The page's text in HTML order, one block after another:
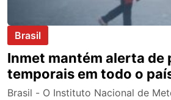
Brasil
Inmet mantém alerta de
temporais em todo o
Brasil - O Instituto Nacional de